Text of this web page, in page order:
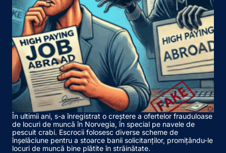
În ultimii ani, s-a înregistrat o creștere a ofertelor frauduloase
de locuri de muncă în Norvegia, în special pe navele de
pescuit crabi. Escrocii folosesc diverse scheme de
înșelăciune pentru a stoarce banii solicitanților, promițându-le
locuri de muncă bine plătite în străinătate.